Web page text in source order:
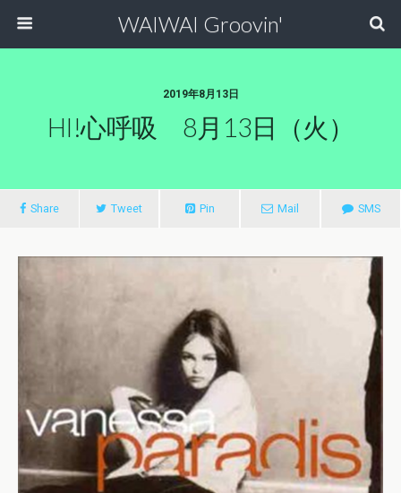
WAIWAI Groovin'
2019年8月13日
HI!心呼吸 8月13日（火）
Share Tweet Pin Mail SMS